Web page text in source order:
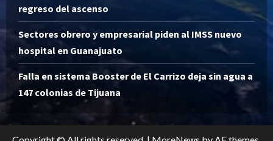
regreso del ascenso
Sectores obrero y empresarial piden al IMSS nuevo
hospital en Guanajuato
Falla en sistema Booster de El Carrizo deja sin agua a
147 colonias de Tijuana